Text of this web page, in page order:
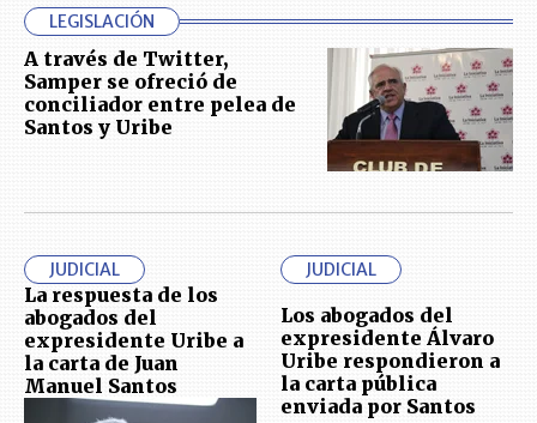
LEGISLACIÓN
A través de Twitter,
Samper se ofreció de
conciliador entre pelea de
Santos y Uribe
JUDICIAL
La respuesta de los
abogados del
expresidente Uribe a
la carta de Juan
Manuel Santos
JUDICIAL
Los abogados del
expresidente Álvaro
Uribe respondieron a
la carta pública
enviada por Santos